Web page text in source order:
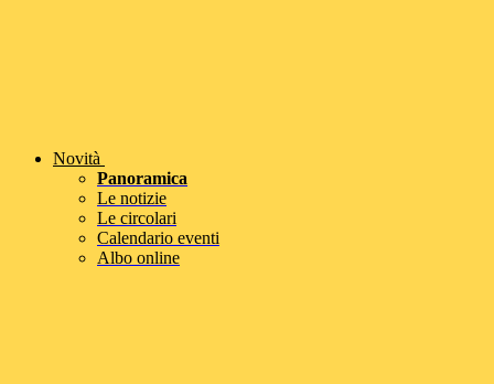
Novità
Panoramica
Le notizie
Le circolari
Calendario eventi
Albo online